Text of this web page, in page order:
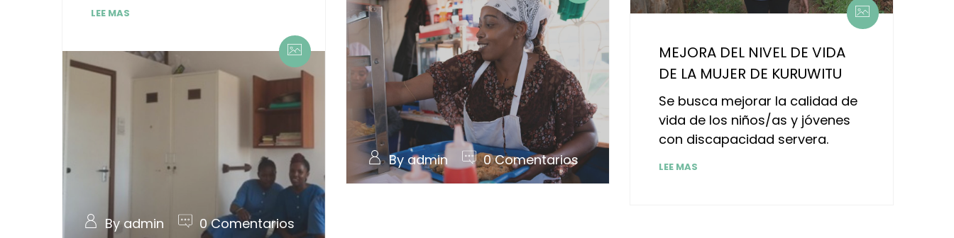
By admin 0 Comentarios
MEJORA DEL NIVEL DE VIDA
DE LA MUJER DE KURUWITU
Se busca mejorar la calidad de
vida de los niños/as y jóvenes
con discapacidad servera.
LEE MAS
LEE MAS
By admin 0 Comentarios